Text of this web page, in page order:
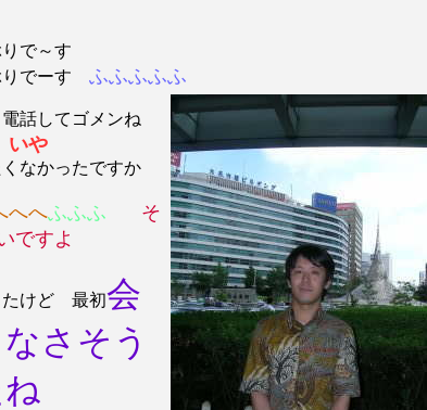
で～す
りでーす ふふふふふ
話してゴメンね
いや
なかったですか
へへふふふ
そ
ですよ
たけど 最初会
さそう